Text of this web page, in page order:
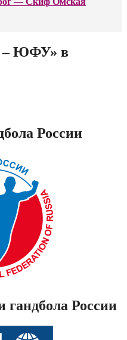
– ЮФУ» в
России
России